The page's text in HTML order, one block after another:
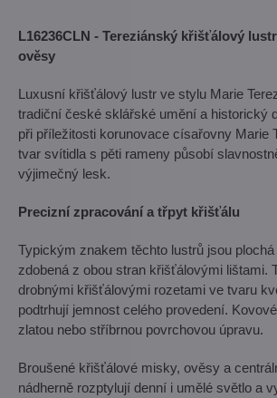
L16236CLN - Tereziánský křišťálový
ověsy
Luxusní křišťálový lustr ve stylu Marie
tradiční české sklářské umění a historický
při příležitosti korunovace císařovny Marie
tvar svítidla s pěti rameny působí
výjimečný lesk.
Precizní zpracování a třpyt křišťálu
Typickým znakem těchto lustrů jsou
zdobená z obou stran křišťálovými lištami.
drobnými křišťálovými rozetami ve tvaru
podtrhují jemnost celého provedení.
zlatou nebo stříbrnou povrchovou úpravu.
Broušené křišťálové misky, ověsy a
nádherně rozptylují denní i umělé světlo a